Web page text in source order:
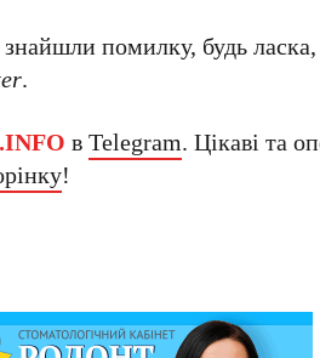
помилку, будь ласка,
.
вTelegram. Цікаві та
!